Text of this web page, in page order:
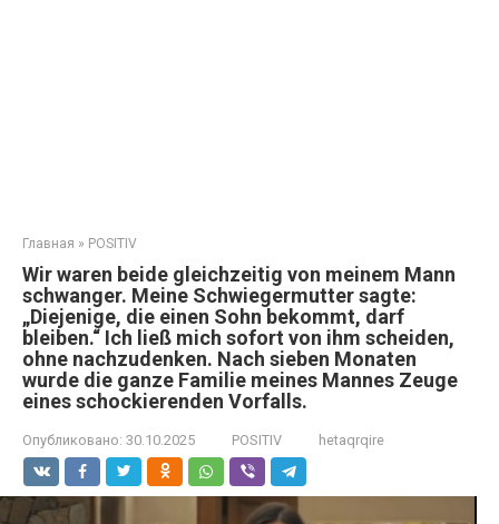
Главная » POSITIV
Wir waren beide gleichzeitig von meinem Mann
schwanger. Meine Schwiegermutter sagte:
„Diejenige, die einen Sohn bekommt, darf
bleiben.“ Ich ließ mich sofort von ihm scheiden,
ohne nachzudenken. Nach sieben Monaten
wurde die ganze Familie meines Mannes Zeuge
eines schockierenden Vorfalls.
Опубликовано: 30.10.2025 POSITIV hetaqrqire